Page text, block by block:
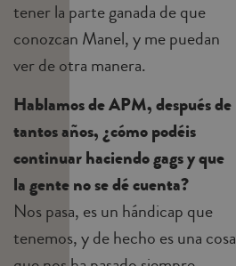
tener la parte ganada de que
conozcan Manel, y me puedan
ver de otra manera.
Hablamos de APM, después de
tantos años, ¿cómo podéis
continuar haciendo gags y que
la gente no se dé cuenta?
Nos pasa, es un hándicap que
tenemos, y de hecho es una cosa